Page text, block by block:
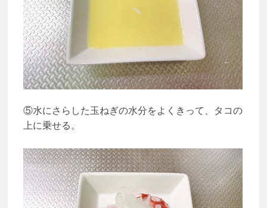
⑤水にさらした玉ねぎの水分をよくきって、タコの
上に乗せる。